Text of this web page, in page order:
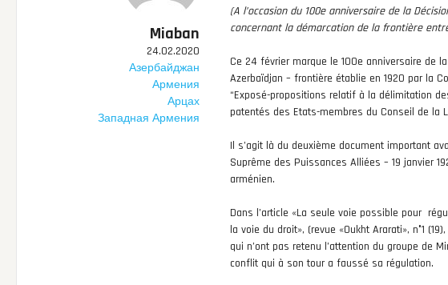
Miaban
24.02.2020
Азербайджан
Армения
Арцах
Западная Армения
(A l’occasion du 100e anniversaire de la
concernant la démarcation de la frontière
Ce 24 février marque le 100e anniversaire de
Azerbaïdjan – frontière établie en 1920 par la
“Exposé-propositions relatif à la délimitation
patentés des Etats-membres du Conseil de la
Il s’agit là du deuxième document important
Suprême des Puissances Alliées – 19 janvier
arménien.
Dans l’article «La seule voie possible pour
la voie du droit», (revue «Oukht Ararati», n°1
qui n’ont pas retenu l’attention du groupe de
conflit qui à son tour a faussé sa régulation.